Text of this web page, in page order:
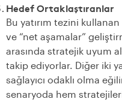
Hedef Ortaklaştıranlar
Bu yatırım tezini
ve “net aşamalar”
arasında stratejik uyum
takip ediyorlar. Diğer iki
sağlayıcı odaklı olma
senaryoda hem